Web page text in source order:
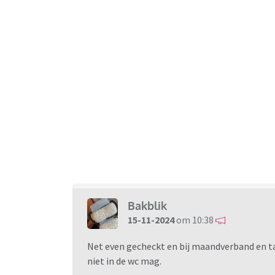
Bakblik
15-11-2024om 10:38
Net even gecheckt en bij maandverband
niet in de wc mag.